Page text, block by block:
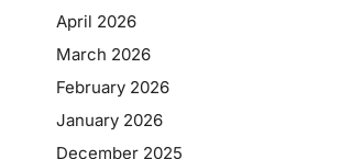
April 2026
March 2026
February 2026
January 2026
December 2025